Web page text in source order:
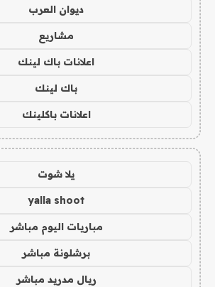
ديوان العرب
مشاريع
اعلانات باك لينك
باك لينك
اعلانات باكلينك
يلا شوت
yalla shoot
مباريات اليوم مباشر
برشلونة مباشر
ريال مدريد مباشر